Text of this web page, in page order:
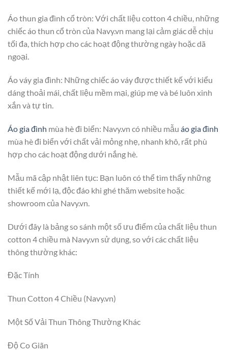
Áo thun gia đình cổ tròn: Với chất liệu cotton 4 chiều, những
chiếc áo thun cổ tròn của Navy.vn mang lại cảm giác dễ chịu
tối đa, thích hợp cho các hoạt động thường ngày hoặc dã
ngoại.
Áo váy gia đình: Những chiếc áo váy được thiết kế với kiểu
dáng thoải mái, chất liệu mềm mại, giúp mẹ và bé luôn xinh
xắn và tự tin.
Áo gia đình mùa hè đi biển: Navy.vn có nhiều mẫu áo gia đình
mùa hè đi biển với chất vải mỏng nhẹ, nhanh khô, rất phù
hợp cho các hoạt động dưới nắng hè.
Mẫu mã cập nhật liên tục: Bạn luôn có thể tìm thấy những
thiết kế mới lạ, độc đáo khi ghé thăm website hoặc
showroom của Navy.vn.
Dưới đây là bảng so sánh một số ưu điểm của chất liệu thun
cotton 4 chiều mà Navy.vn sử dụng, so với các chất liệu
thông thường khác:
Đặc Tính
Thun Cotton 4 Chiều (Navy.vn)
Một Số Vải Thun Thông Thường Khác
Độ Co Giãn